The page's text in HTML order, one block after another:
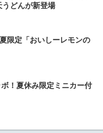
どんが新登場
限定「おいしーレモンの
！夏休み限定ミニカー付